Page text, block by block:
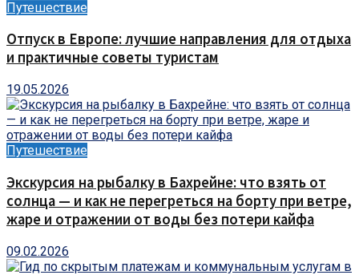
Путешествие
Отпуск в Европе: лучшие направления для отдыха
и практичные советы туристам
19.05.2026
Путешествие
Экскурсия на рыбалку в Бахрейне: что взять от
солнца — и как не перегреться на борту при ветре,
жаре и отражении от воды без потери кайфа
09.02.2026